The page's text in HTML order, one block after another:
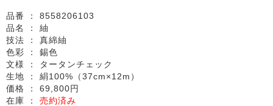
品番 ： 8558206103
品名 ： 紬
技法 ： 真綿紬
色彩 ： 錫色
文様 ：
タータンチェック
生地 ： 絹100%（37cm×12m）
価格 ： 69,800円
在庫 ： 売約済み